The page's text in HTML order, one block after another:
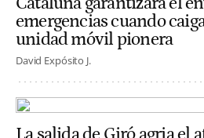
emergencias cuando
unidad móvil pionera
David Expósito J.